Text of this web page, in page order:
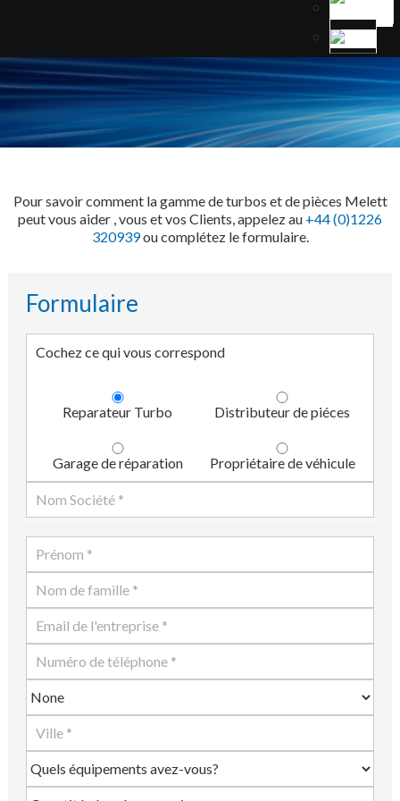
Pour savoir comment la gamme de turbos et de pièces Melett
peut vous aider , vous et vos Clients, appelez au +44 (0)1226
320939ou complétez le formulaire.
Formulaire
Cochez ce qui vous correspond
Reparateur Turbo Distributeur de piéces
Garage de réparation Propriétaire de véhicule